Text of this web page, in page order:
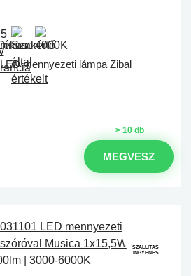
mennyezeti lámpa Zibal
> 10 db
MEGVESZ
SZÁLLÍTÁS
INGYENES